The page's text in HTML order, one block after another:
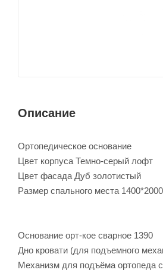
Описание
Ортопедическое основание
Цвет корпуса Темно-серый лофт
Цвет фасада Дуб золотистый
Размер спального места
Основание орт-кое сварное
Дно кровати (для подъемного
Механизм для подъёма